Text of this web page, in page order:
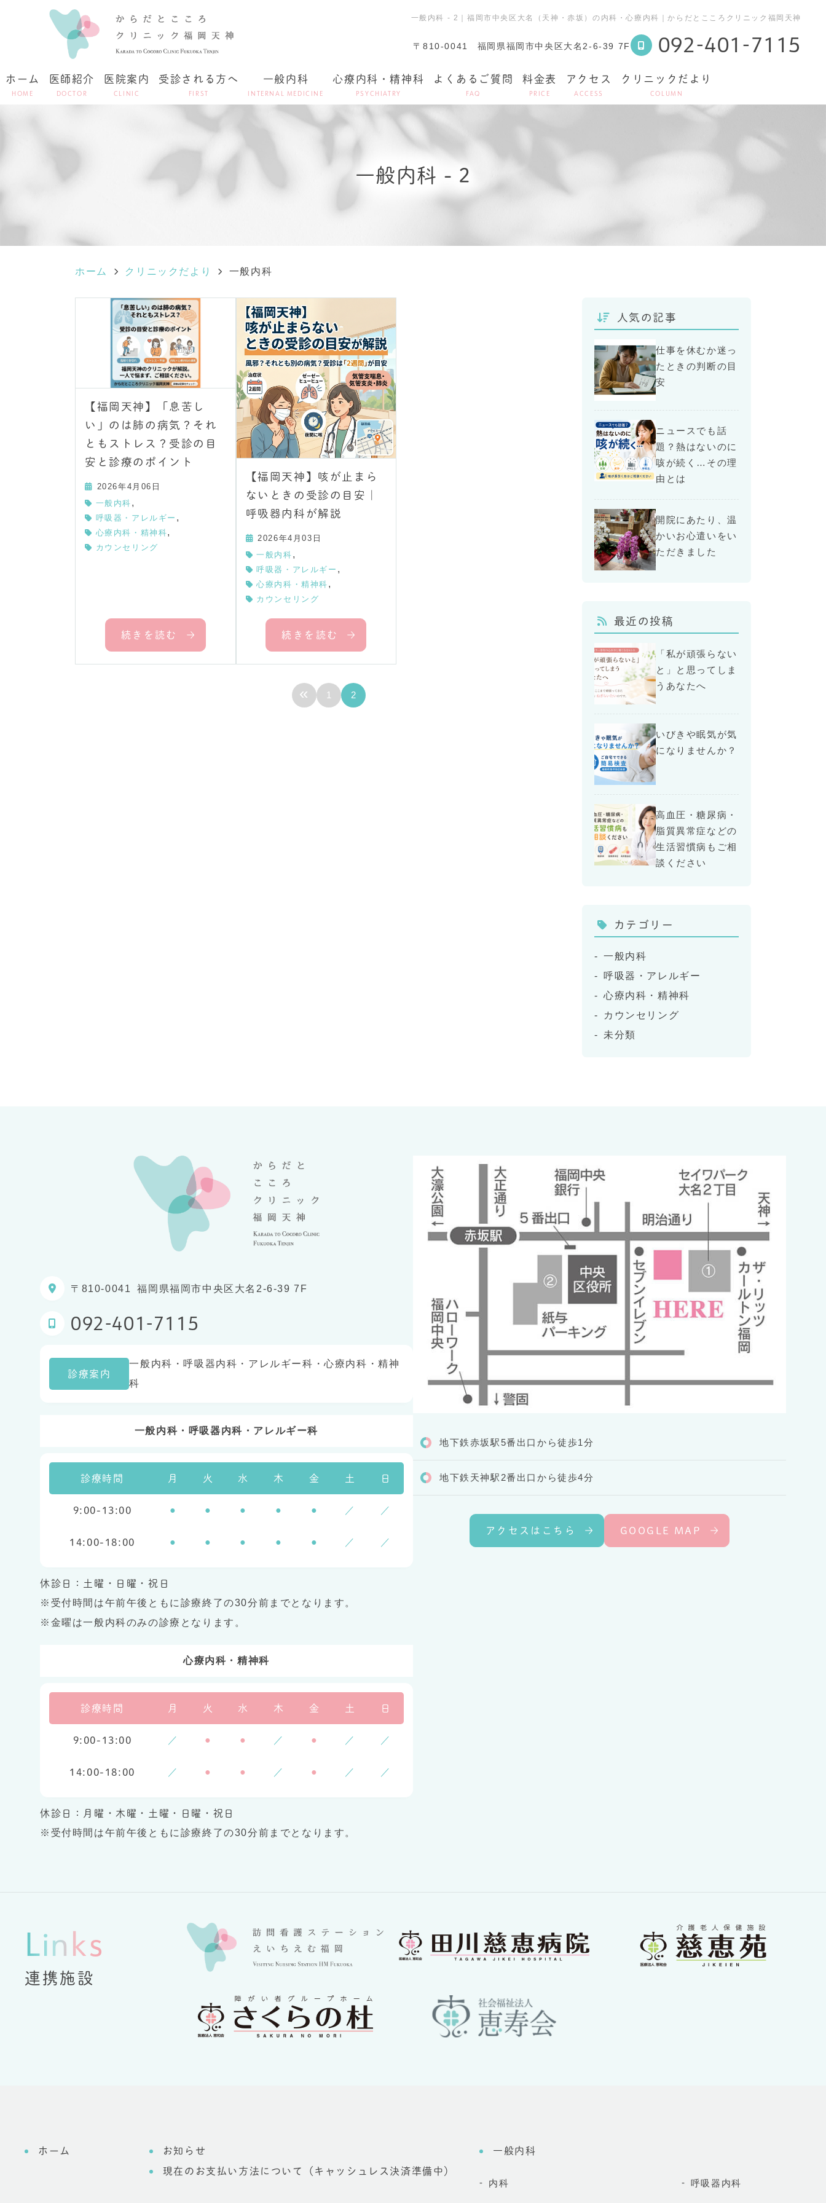
一般内科 - 2｜福岡市中央区大名（天神・赤坂）の内科・心療内科｜からだとこころクリニック福岡天神
〒810-0041 福岡県福岡市中央区大名2-6-39 7F 092-401-7115
ホーム
HOME
医師紹介
DOCTOR
医院案内
CLINIC
受診される方へ
FIRST
一般内科
INTERNAL MEDICINE
心療内科・精神科
PSYCHIATRY
よくあるご質問
FAQ
料金表
PRICE
アクセス
ACCESS
クリニックだより
COLUMN
一般内科 - 2
ホーム クリニックだより 一般内科
【福岡天神】「息苦し
い」のは肺の病気？それ
ともストレス？受診の目
安と診療のポイント
2026年4月06日
一般内科 ,
呼吸器・アレルギー ,
心療内科・精神科,
カウンセリング
続きを読む
【福岡天神】咳が止まら
ないときの受診の目安｜
呼吸器内科が解説
2026年4月03日
一般内科 ,
呼吸器・アレルギー ,
心療内科・精神科 ,
カウンセリング
続きを読む
« 1 2
人気の記事
仕事を休むか迷っ
たときの判断の目
安
ニュースでも話
題？熱はないのに
咳が続く…その理
由とは
開院にあたり、温
かいお心遣いをい
ただきました
最近の投稿
「私が頑張らない
と」と思ってしま
うあなたへ
いびきや眠気が気
になりませんか？
高血圧・糖尿病・
脂質異常症などの
生活習慣病もご相
談ください
カテゴリー
一般内科
呼吸器・アレルギー
心療内科・精神科
カウンセリング
未分類
〒810-0041 福岡県福岡市中央区大名2-6-39 7F
092-401-7115
診療案内
一般内科・呼吸器内科・アレルギー科・心療内科・精神
科
一般内科・呼吸器内科・アレルギー科
診療時間 月 火 水 木 金 土 日
9:00-13:00 ● ● ● ● ● ／ ／
14:00-18:00 ● ● ● ● ● ／ ／
休診日：土曜・日曜・祝日
※受付時間は午前午後ともに診療終了の30分前までとなります。
※金曜は一般内科のみの診療となります。
心療内科・精神科
診療時間 月 火 水 木 金 土 日
9:00-13:00 ／ ● ● ／ ● ／ ／
14:00-18:00 ／ ● ● ／ ● ／ ／
休診日：月曜・木曜・土曜・日曜・祝日
※受付時間は午前午後ともに診療終了の30分前までとなります。
地下鉄赤坂駅5番出口から徒歩1分
地下鉄天神駅2番出口から徒歩4分
アクセスはこちら GOOGLE MAP
Links
連携施設
ホーム お知らせ
現在のお支払い方法について（キャッシュレス決済準備中）
一般内科
内科 呼吸器内科